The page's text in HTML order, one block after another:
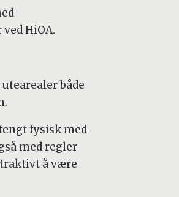
HiOA.
både
fysisk med
med regler
å være